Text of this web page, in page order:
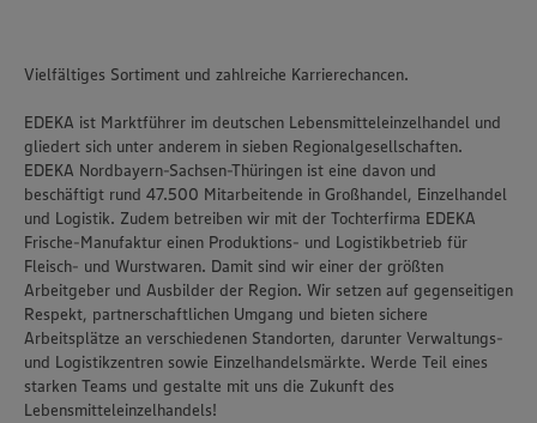
Vielfältiges Sortiment und zahlreiche Karrierechancen.
EDEKA ist Marktführer im deutschen Lebensmitteleinzelhandel und
gliedert sich unter anderem in sieben Regionalgesellschaften.
EDEKA Nordbayern-Sachsen-Thüringen ist eine davon und
beschäftigt rund 47.500 Mitarbeitende in Großhandel, Einzelhandel
und Logistik. Zudem betreiben wir mit der Tochterfirma EDEKA
Frische-Manufaktur einen Produktions- und Logistikbetrieb für
Fleisch- und Wurstwaren. Damit sind wir einer der größten
Arbeitgeber und Ausbilder der Region. Wir setzen auf gegenseitigen
Respekt, partnerschaftlichen Umgang und bieten sichere
Arbeitsplätze an verschiedenen Standorten, darunter Verwaltungs-
und Logistikzentren sowie Einzelhandelsmärkte. Werde Teil eines
starken Teams und gestalte mit uns die Zukunft des
Lebensmitteleinzelhandels!